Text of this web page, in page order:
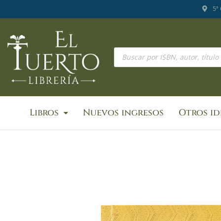
al
Búsqueda
productos
Libros Nuevos ingresos Otros